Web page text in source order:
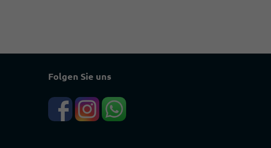
Folgen Sie uns